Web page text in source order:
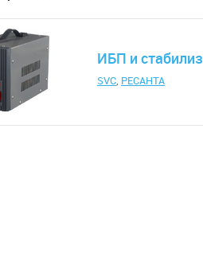
ИБП и
SVC, РЕСАНТА